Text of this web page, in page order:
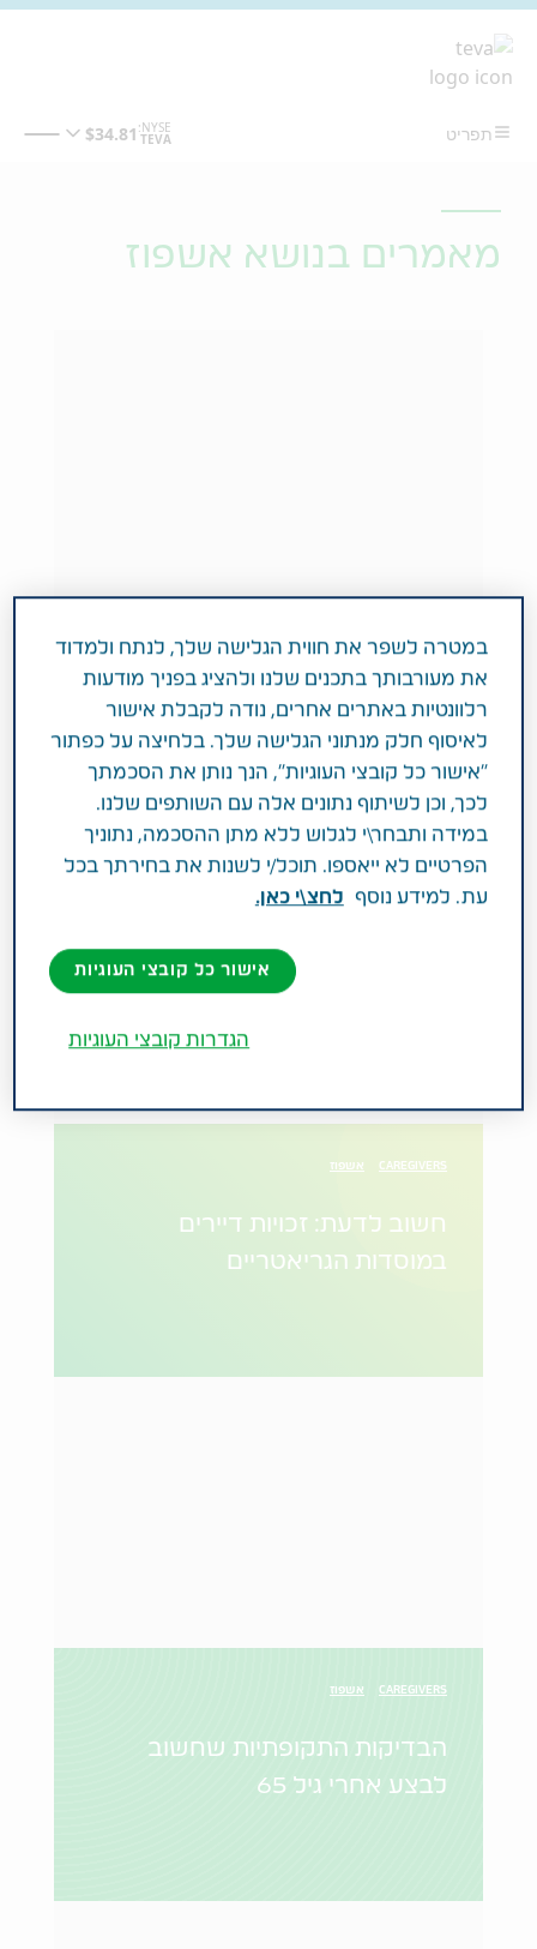
מאמרים בנושא אשפוז
CAREGIVERS אשפוז
ארבעת הרופאים שחשוב להכיר
בגיל השלישי
CAREGIVERS אשפוז
חשוב לדעת: זכויות דיירים
במוסדות הגריאטריים
CAREGIVERS אשפוז
הבדיקות התקופתיות שחשוב
לבצע אחרי גיל 65
במטרה לשפר את חווית הגלישה שלך, לנתח ולמדוד
את מעורבותך בתכנים שלנו ולהציג בפניך מודעות
רלוונטיות באתרים אחרים, נודה לקבלת אישור
לאיסוף חלק מנתוני הגלישה שלך. בלחיצה על כפתור
"אישור כל קובצי העוגיות", הנך נותן את הסכמתך
לכך, וכן לשיתוף נתונים אלה עם השותפים שלנו.
במידה ותבחר\י לגלוש ללא מתן ההסכמה, נתוניך
הפרטיים לא ייאספו. תוכל/י לשנות את בחירתך בכל
עת. למידע נוסף
לחצ\י כאן.
אישור כל קובצי העוגיות
הגדרות קובצי העוגיות